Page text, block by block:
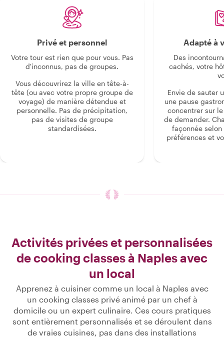
Privé et personnel
Votre tour est rien que pour vous. Pas
d'inconnus, pas de groupes.
Vous découvrirez la ville en tête-à-
tête (ou avec votre propre groupe de
voyage) de manière détendue et
personnelle. Pas de précipitation,
pas de visites de groupe
standardisées.
Adapté à
Des
cachés, votre
Envie de sauter
une pause
concentrer sur
de demander.
façonnée
préférences et
Activités privées et personnalisées
de cooking classes à Naples avec
un local
Apprenez à cuisiner comme un local à Naples avec
un cooking classes privé animé par un chef à
domicile ou un expert culinaire. Ces cours pratiques
sont entièrement personnalisés et se déroulent dans
de vraies cuisines, pas dans des installations